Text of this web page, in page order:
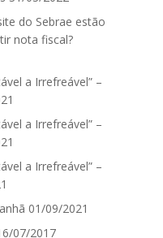
do Sebrae estão
nota fiscal?
a Irrefreável” –
a Irrefreável” –
a Irrefreável” –
01/09/2021
07/2017